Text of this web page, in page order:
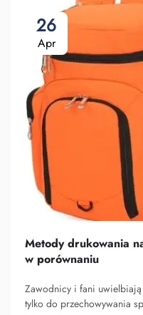
26
Apr
Metody drukowania
w porównaniu
Zawodnicy i fani uwielbiają
tylko do przechowywania